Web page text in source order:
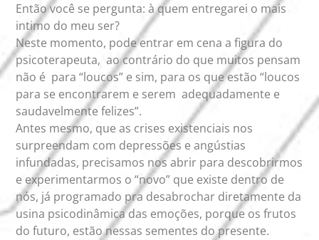
Então você se pergunta: à quem entregarei o mais
intimo do meu ser?
Neste momento, pode entrar em cena a figura do
psicoterapeuta, ao contrário do que muitos pensam
não é para “loucos” e sim, para os que estão “loucos
para se encontrarem e serem adequadamente e
saudavelmente felizes”.
Antes mesmo, que as crises existenciais nos
surpreendam com depressões e angústias
infundadas, precisamos nos abrir para descobrirmos
e experimentarmos o “novo” que existe dentro de
nós, já programado pra desabrochar diretamente da
usina psicodinâmica das emoções, porque os frutos
do futuro, estão nessas sementes do presente.